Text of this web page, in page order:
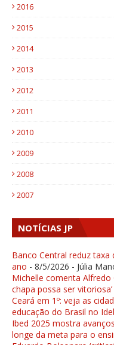
2016
2015
2014
2013
2012
2011
2010
2009
2008
2007
NOTÍCIAS JP
Banco Central reduz taxa
ano - 8/5/2026 - Júlia
Michelle comenta Alfredo
chapa possa ser vitoriosa’
Ceará em 1º: veja as
educação do Brasil no
Ibed 2025 mostra
longe da meta para o